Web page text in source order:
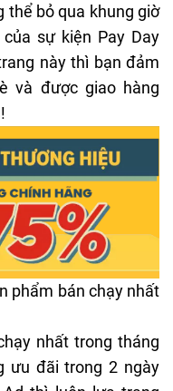
thể bỏ qua khung giờ
sự kiện Pay Day
này thì bạn đảm
và được giao hàng
phẩm bán chạy nhất
nhất trong tháng
ưu đãi trong 2 ngày